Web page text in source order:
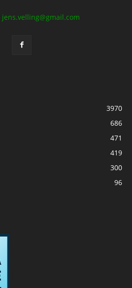
jens.velling@gmail.com
3970
686
471
419
300
96